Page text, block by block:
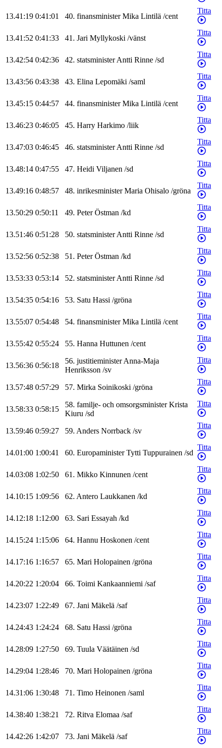
13.41:19 0:41:01 40. finansminister Mika Lintilä /cent
Titta
13.41:52 0:41:33 41. Jari Myllykoski /vänst
Titta
13.42:54 0:42:36 42. statsministerAntti Rinne /sd
Titta
13.43:56 0:43:38 43. Elina Lepomäki /saml
Titta
13.45:15 0:44:57 44. finansminister Mika Lintilä /cent
Titta
13.46:23 0:46:05 45. Harry Harkimo /liik
Titta
13.47:03 0:46:45 46. statsministerAntti Rinne /sd
Titta
13.48:14 0:47:55 47. Heidi Viljanen /sd
Titta
13.49:16 0:48:57 48. inrikesminister Maria Ohisalo /gröna
Titta
13.50:29 0:50:11 49. Peter Östman /kd
Titta
13.51:46 0:51:28 50. statsministerAntti Rinne /sd
Titta
13.52:56 0:52:38 51. Peter Östman /kd
Titta
13.53:33 0:53:14 52. statsministerAntti Rinne /sd
Titta
13.54:35 0:54:16 53. Satu Hassi /gröna
Titta
13.55:07 0:54:48 54. finansminister Mika Lintilä /cent
Titta
13.55:42 0:55:24 55. Hanna Huttunen /cent
Titta
13.56:36 0:56:18
56. justitieministerAnna-Maja
Henriksson /sv
Titta
13.57:48 0:57:29 57. Mirka Soinikoski /gröna
Titta
13.58:33 0:58:15
58. familje- och omsorgsminister Krista
Kiuru /sd
Titta
13.59:46 0:59:27 59. Anders Norrback /sv
Titta
14.01:00 1:00:41 60. Europaminister Tytti Tuppurainen /sd
Titta
14.03:08 1:02:50 61. Mikko Kinnunen /cent
Titta
14.10:15 1:09:56 62. Antero Laukkanen /kd
Titta
14.12:18 1:12:00 63. Sari Essayah /kd
Titta
14.15:24 1:15:06 64. Hannu Hoskonen /cent
Titta
14.17:16 1:16:57 65. Mari Holopainen /gröna
Titta
14.20:22 1:20:04 66. Toimi Kankaanniemi /saf
Titta
14.23:07 1:22:49 67. Jani Mäkelä /saf
Titta
14.24:43 1:24:24 68. Satu Hassi /gröna
Titta
14.28:09 1:27:50 69. Tuula Väätäinen /sd
Titta
14.29:04 1:28:46 70. Mari Holopainen /gröna
Titta
14.31:06 1:30:48 71. Timo Heinonen /saml
Titta
14.38:40 1:38:21 72. Ritva Elomaa /saf
Titta
14.42:26 1:42:07 73. Jani Mäkelä /saf
Titta